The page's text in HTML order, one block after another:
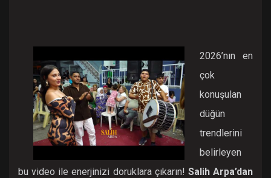
2026’nın en
çok
konuşulan
düğün
trendlerini
belirleyen
bu video ile enerjinizi doruklara çıkarın! Salih Arpa’dan